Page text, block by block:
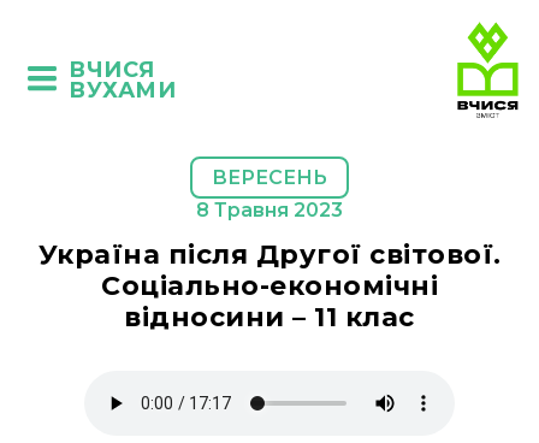
ВЧИСЯ
ВУХАМИ
ВЕРЕСЕНЬ
8 Травня 2023
Україна після Другої світової.
Соціально-економічні
відносини – 11 клас